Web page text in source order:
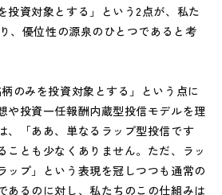
投資対象とする」という2点が、私た
、優位性の源泉のひとつであると考
のみを投資対象とする」という点に
や投資一任報酬内蔵型投信モデルを理
、「ああ、単なるラップ型投信です
ことも少なくありません。ただ、ラッ
ップ」という表現を冠しつつも通常の
あるのに対し、私たちのこの仕組みは